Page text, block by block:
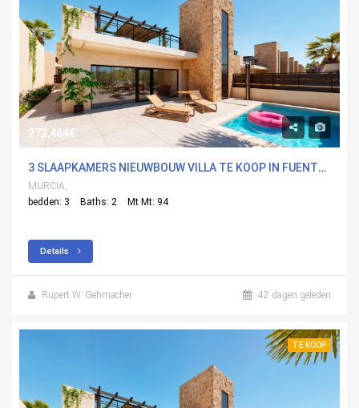
272,464€
3 SLAAPKAMERS NIEUWBOUW VILLA TE KOOP IN FUENTEALAMO, MURCIA
MURCIA,
bedden: 3
Baths: 2 Mt Mt: 94
Details
Rupert W. Gehmacher 42 dagen geleden
TE KOOP